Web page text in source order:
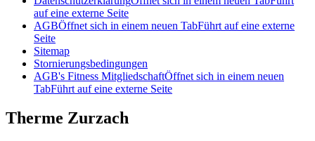
auf eine externe Seite
AGBÖffnet sich in einem neuen TabFührt auf eine externe
Seite
Sitemap
Stornierungsbedingungen
AGB's Fitness MitgliedschaftÖffnet sich in einem neuen
TabFührt auf eine externe Seite
Therme Zurzach